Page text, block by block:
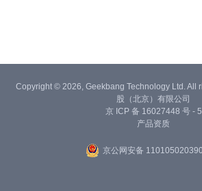
Copyright © 2026, Geekbang Technology Ltd. All
股（北京）有限公司
京 ICP 备 16027448 号 - 5
产品资质
京公网安备